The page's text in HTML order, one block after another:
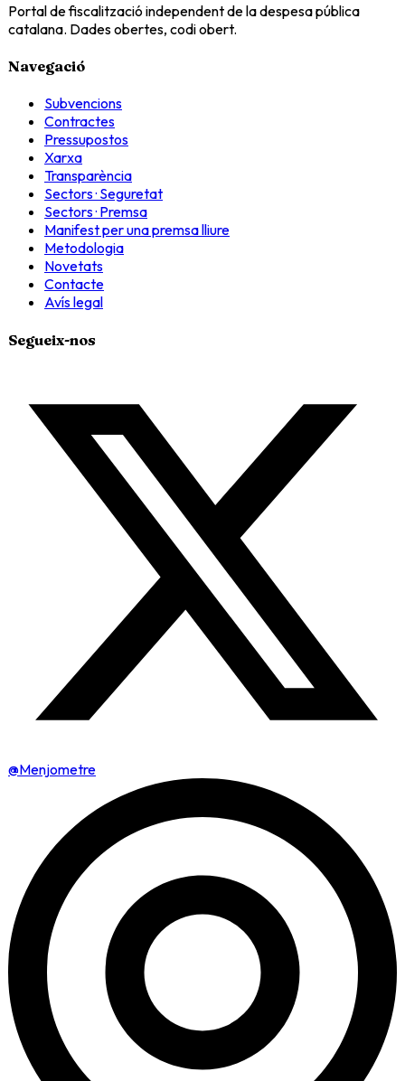
Portal de fiscalització independent de la despesa pública
catalana. Dades obertes, codi obert.
Navegació
Subvencions
Contractes
Pressupostos
Xarxa
Transparència
Sectors · Seguretat
Sectors · Premsa
Manifest per una premsa lliure
Metodologia
Novetats
Contacte
Avís legal
Segueix-nos
@Menjometre